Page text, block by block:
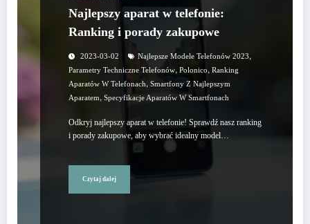
Najlepszy aparat w telefonie:
Ranking i porady zakupowe
2023-03-02 Najlepsze Modele Telefonów 2023,
Parametry Techniczne Telefonów, Polonico, Ranking
Aparatów W Telefonach, Smartfony Z Najlepszym
Aparatem, Specyfikacje Aparatów W Smartfonach
Odkryj najlepszy aparat w telefonie! Sprawdź nasz ranking
i porady zakupowe, aby wybrać idealny model…
Czytaj dalej